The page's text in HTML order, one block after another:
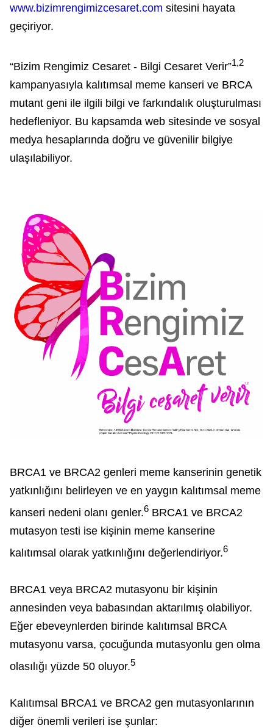
www.bizimrengimizcesaret.com sitesini hayata
geçiriyor.
“Bizim Rengimiz Cesaret - Bilgi Cesaret Verir”1,2
kampanyasıyla kalıtımsal meme kanseri ve BRCA
mutant geni ile ilgili bilgi ve farkındalık oluşturulması
hedefleniyor. Bu kapsamda web sitesinde ve sosyal
medya hesaplarında doğru ve güvenilir bilgiye
ulaşılabiliyor.
BRCA1 ve BRCA2 genleri meme kanserinin genetik
yatkınlığını belirleyen ve en yaygın kalıtımsal meme
kanseri nedeni olanı genler.6 BRCA1 ve BRCA2
mutasyon testi ise kişinin meme kanserine
kalıtımsal olarak yatkınlığını değerlendiriyor.6
BRCA1 veya BRCA2 mutasyonu bir kişinin
annesinden veya babasından aktarılmış olabiliyor.
Eğer ebeveynlerden birinde kalıtımsal BRCA
mutasyonu varsa, çocuğunda mutasyonlu gen olma
olasılığı yüzde 50 oluyor.5
Kalıtımsal BRCA1 ve BRCA2 gen mutasyonlarının
diğer önemli verileri ise şunlar: